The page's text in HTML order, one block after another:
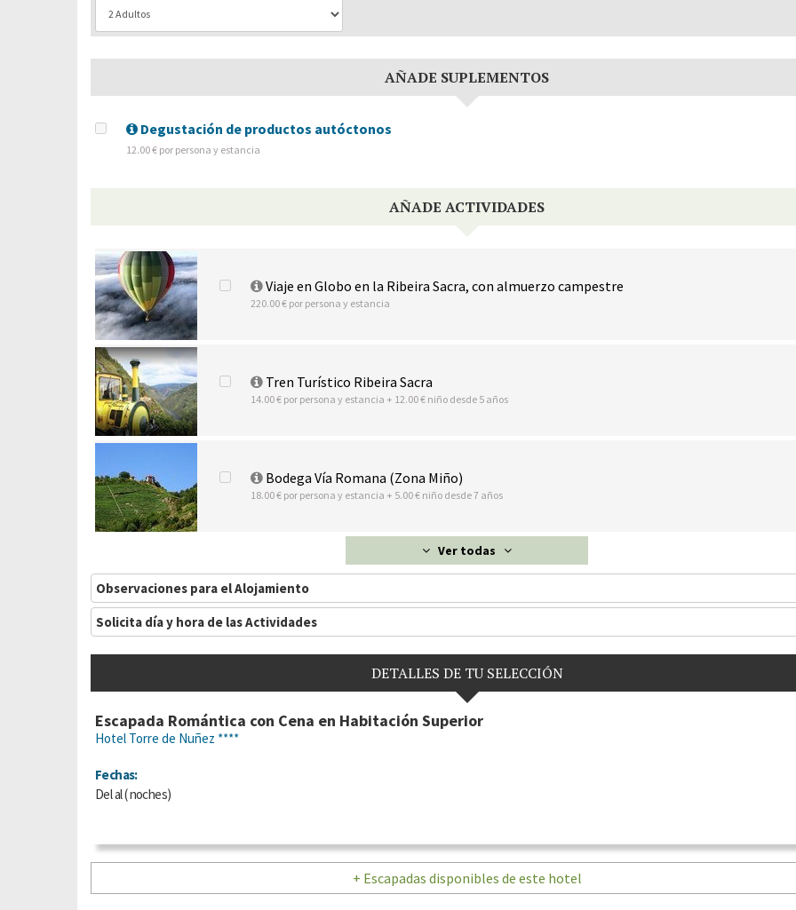
AÑADE SUPLEMENTOS
Degustación de productos autóctonos
12.00 € por persona y estancia
AÑADE ACTIVIDADES
Viaje en Globo en la Ribeira Sacra, con almuerzo campestre
220.00 € por persona y estancia
Tren Turístico Ribeira Sacra
14.00 € por persona y estancia + 12.00 € niño desde 5 años
Bodega Vía Romana (Zona Miño)
18.00 € por persona y estancia + 5.00 € niño desde 7 años
Ver todas
Observaciones para el Alojamiento
Solicita día y hora de las Actividades
DETALLES DE TU SELECCIÓN
Escapada Romántica con Cena en Habitación Superior
Hotel Torre de Nuñez ****
Fechas:
Delal(noches)
+ Escapadas disponibles de este hotel